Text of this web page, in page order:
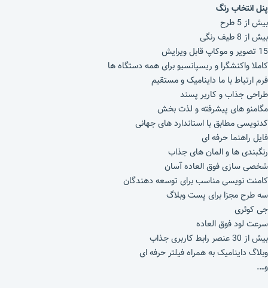
پنل انتخاب رنگ
بیش از 5 طرح
بیش از 8 طیف رنگی
15 تصویر و موکاپ قابل ویرایش
کاملا واکنشگرا و ریسپانسیو برای همه دستگاه ها
فرم ارتباط با ما داینامیک و مستقیم
طراحی جذاب و کاربر پسند
مگامنو های پیشرفته و لذت بخش
کدنویسی مطابق با استاندارد های جهانی
فایل راهنما حرفه ای
رنگبندی ها و المان های جذاب
شخصی سازی فوق العاده آسان
کامنت نویسی مناسب برای توسعه دهندگان
سه طرح مجزا برای پست وبلاگ
جی کوئری
سرعت لود فوق العاده
بیش از 30 عنصر رابط کاربری جذاب
وبلاگ داینامیک به همراه فیلتر حرفه ای
و….